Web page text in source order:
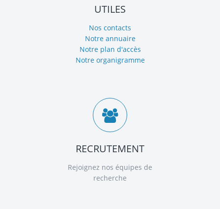
UTILES
Nos contacts
Notre annuaire
Notre plan d'accès
Notre organigramme
RECRUTEMENT
Rejoignez nos équipes de
recherche